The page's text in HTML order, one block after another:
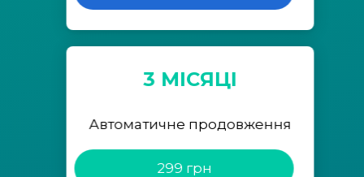
3 МІСЯЦІ
Автоматичне продовження
299 грн